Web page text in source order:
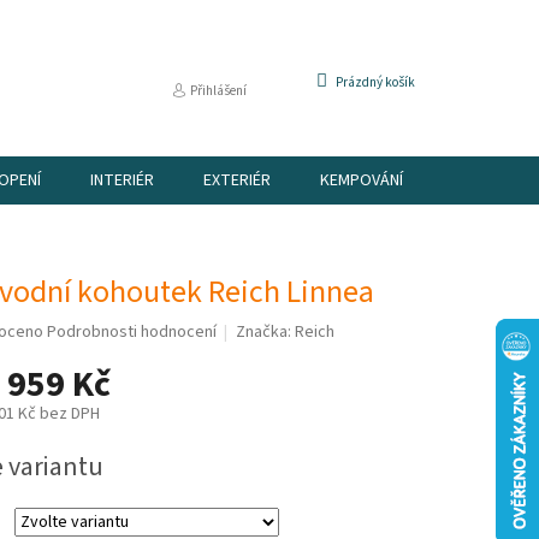
Přihlášení
NÁKUPNÍ
Prázdný košík
INTERIÉR EXTERIÉR KEMPOVÁNÍ
kohoutek Reich Linnea
Podrobnosti hodnocení Značka:Reich
959 Kč
Kč bez DPH
variantu